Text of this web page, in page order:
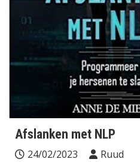
Afslanken met NLP
24/02/2023
Ruud